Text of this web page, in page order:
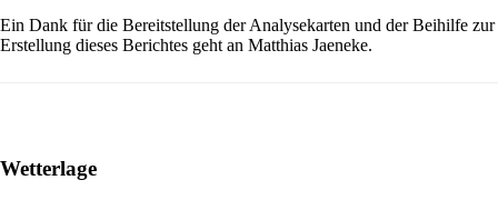
Ein Dank für die Bereitstellung der Analysekarten und der Beihilfe zur
Erstellung dieses Berichtes geht an Matthias Jaeneke.
Wetterlage